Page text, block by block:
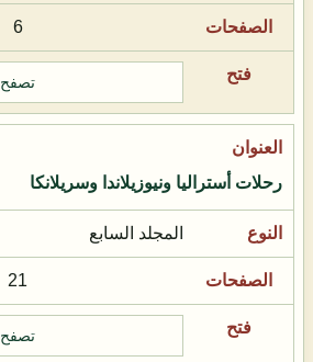
6
تصفح
رحلات أستراليا ونيوزيلاندا وسريلانكا
المجلد السابع
21
تصفح